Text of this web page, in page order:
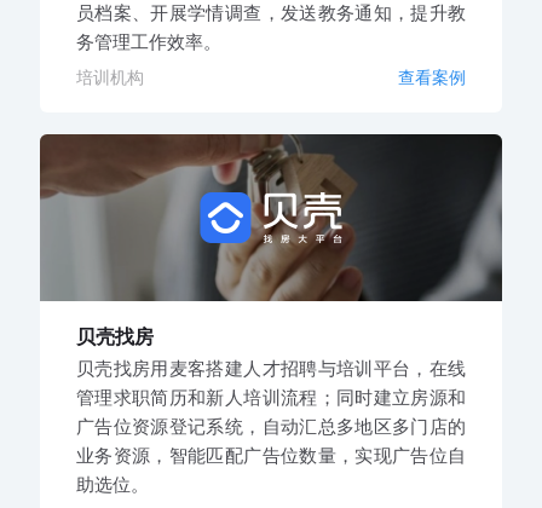
员档案、开展学情调查，发送教务通知，提升教
务管理工作效率。
培训机构 查看案例
贝壳找房
贝壳找房用麦客搭建人才招聘与培训平台，在线
管理求职简历和新人培训流程；同时建立房源和
广告位资源登记系统，自动汇总多地区多门店的
业务资源，智能匹配广告位数量，实现广告位自
助选位。